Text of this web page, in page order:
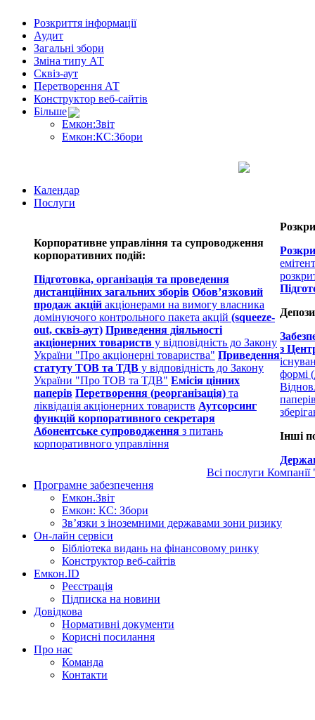
Розкриття інформації
Аудит
Загальні збори
Зміна типу АТ
Сквіз-аут
Перетворення АТ
Конструктор веб-сайтів
Більше
Емкон:Звіт
Емкон:КС:Збори
Календар
Послуги
Корпоративне управління та супроводження
корпоративних подій:
Підготовка, організація та проведення
дистанційних загальних зборів Обов’язковий
продаж акцій акціонерами на вимогу власника
домінуючого контрольного пакета акцій (squeeze-
out, сквіз-аут) Приведення діяльності
акціонерних товариств у відповідність до Закону
України "Про акціонерні товариства" Приведення
статуту ТОВ та ТДВ у відповідність до Закону
України "Про ТОВ та ТДВ" Емісія цінних
паперів Перетворення (реорганізація) та
ліквідація акціонерних товариств Аутсорсинг
функцій корпоративного секретаря
Абонентське супроводження з питань
корпоративного управління
з
формі
Інші
Всі послуги
Програмне забезпечення
Емкон.Звіт
Емкон: КС: Збори
Зв’язки з іноземними державами зони ризику
Он-лайн сервіси
Бібліотека видань на фінансовому ринку
Конструктор веб-сайтів
Емкон.ID
Реєстрація
Підписка на новини
Довідкова
Нормативні документи
Корисні посилання
Про нас
Команда
Контакти